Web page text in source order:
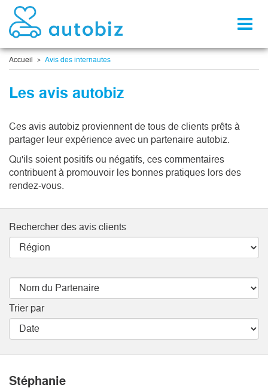
Accueil Avis des internautes
Les avis autobiz
Ces avis autobiz proviennent de tous de clients prêts à
partager leur expérience avec un partenaire autobiz.
Qu'ils soient positifs ou négatifs, ces commentaires
contribuent à promouvoir les bonnes pratiques lors des
rendez-vous.
Rechercher des avis clients
Trier par
Stéphanie